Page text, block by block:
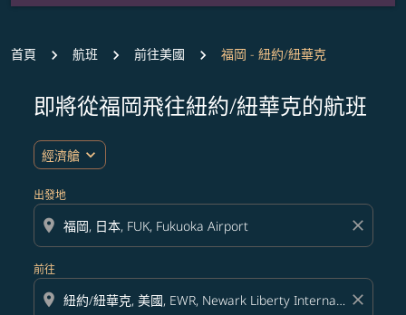
首頁 航班 前往美國 福岡 - 紐約/紐華克
即將從福岡飛往紐約/紐華克的航班
經濟艙 expand_more
出發地
location_on close
前往
location_on close
無符合您設定條件的票價，請調整篩選條件。